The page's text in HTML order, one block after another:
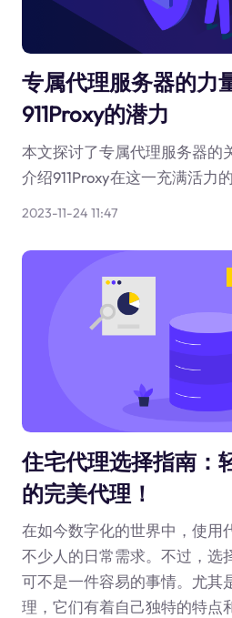
专属代理服务器的力
911Proxy的潜力
本文探讨了专属代理服务器的
介绍911Proxy在这一充满活力
2023-11-24 11:47
住宅代理选择指南：
的完美代理！
在如今数字化的世界中，使用
不少人的日常需求。不过，选
可不是一件容易的事情。尤其
理，它们有着自己独特的特点